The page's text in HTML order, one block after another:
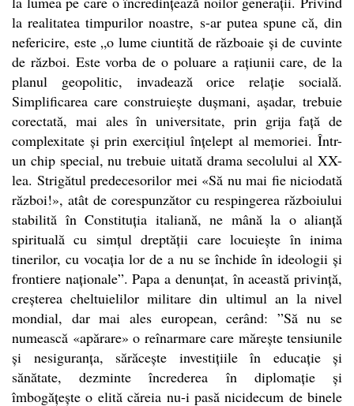
la realitatea timpurilor noastre, s-ar putea spune că, din
nefericire, este „o lume ciuntită de războaie și de cuvinte
de război. Este vorba de o poluare a rațiunii care, de la
planul geopolitic, invadează orice relație socială.
Simplificarea care construiește dușmani, așadar, trebuie
corectată, mai ales în universitate, prin grija față de
complexitate și prin exercițiul înțelept al memoriei. Într-
un chip special, nu trebuie uitată drama secolului al XX-
lea. Strigătul predecesorilor mei «Să nu mai fie niciodată
război!», atât de corespunzător cu respingerea războiului
stabilită în Constituția italiană, ne mână la o alianță
spirituală cu simțul dreptății care locuiește în inima
tinerilor, cu vocația lor de a nu se închide în ideologii și
frontiere naționale”. Papa a denunțat, în această privință,
creșterea cheltuielilor militare din ultimul an la nivel
mondial, dar mai ales european, cerând: ”Să nu se
numească «apărare» o reînarmare care mărește tensiunile
și nesiguranța, sărăcește investițiile în educație și
sănătate, dezminte încrederea în diplomație și
îmbogățește o elită căreia nu-i pasă nicidecum de binele